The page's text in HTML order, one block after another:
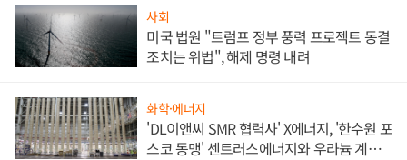
사회
미국 법원 "트럼프 정부 풍력 프로젝트 동결
조치는 위법", 해제 명령 내려
화학·에너지
'DL이앤씨 SMR 협력사' X에너지, '한수원 포
스코 동맹' 센트러스에너지와 우라늄 계약